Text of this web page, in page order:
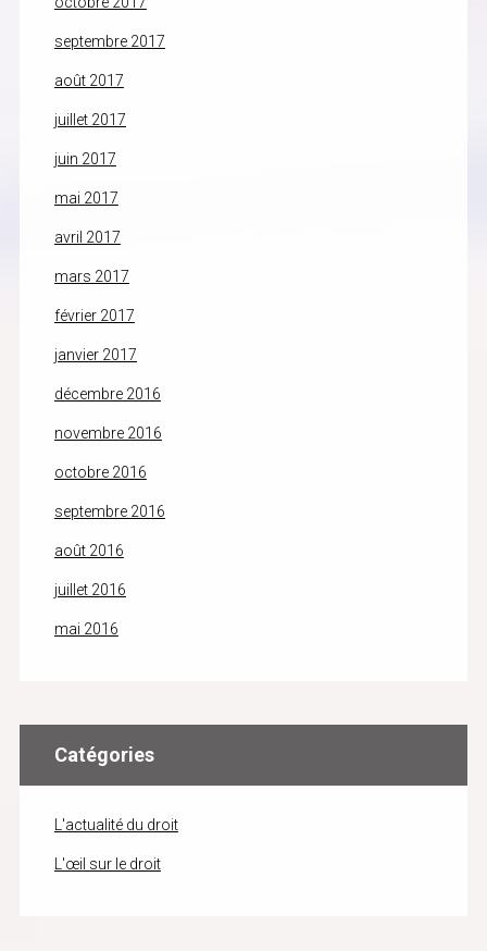
septembre 2017
août 2017
juillet 2017
juin 2017
mai 2017
avril 2017
mars 2017
février 2017
janvier 2017
décembre 2016
novembre 2016
octobre 2016
septembre 2016
août 2016
juillet 2016
mai 2016
Catégories
L'actualité du droit
L'œil sur le droit